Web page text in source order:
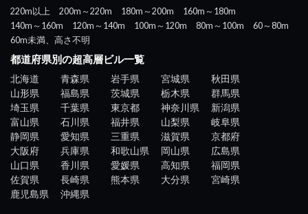
220m以上 200m～220m 180m～200m
160m～180m
140m～160m
120m～140m 100m～120m 80m～100m
60～80m
60m未満、高さ不明
都道府県別の超高層ビル一覧
北海道 青森県 岩手県 宮城県
秋田県
山形県
福島県 茨城県 栃木県
群馬県
埼玉県
千葉県 東京都 神奈川県
新潟県
富山県
石川県 福井県 山梨県
岐阜県
静岡県
愛知県 三重県 滋賀県
京都府
大阪府
兵庫県 和歌山県 岡山県
広島県
山口県
香川県 愛媛県 高知県
福岡県
佐賀県
長崎県 熊本県 大分県
宮崎県
鹿児島県
沖縄県